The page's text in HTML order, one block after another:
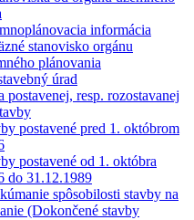
informácia
stanovisko orgánu
plánovania
úrad
postavenej, resp. rozostavanej
postavené pred 1. októbrom
postavené od 1. októbra
do 31.12.1989
spôsobilosti stavby na
(Dokončené stavby